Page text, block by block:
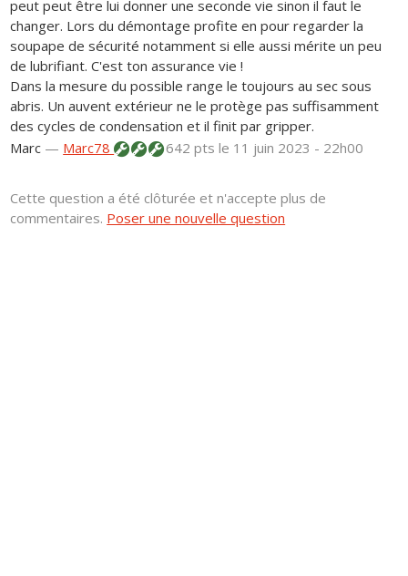
peut peut être lui donner une seconde vie sinon il faut le
changer. Lors du démontage profite en pour regarder la
soupape de sécurité notamment si elle aussi mérite un peu
de lubrifiant. C'est ton assurance vie !
Dans la mesure du possible range le toujours au sec sous
abris. Un auvent extérieur ne le protège pas suffisamment
des cycles de condensation et il finit par gripper.
Marc — Marc78 642 ptsle 11 juin 2023 - 22h00
Cette question a été clôturée et n'accepte plus de
commentaires. Poser une nouvelle question